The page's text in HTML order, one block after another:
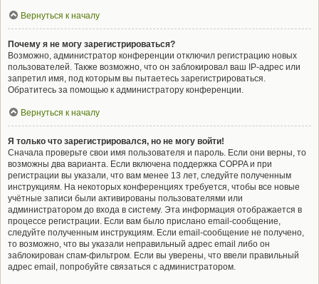
Вернуться к началу
Почему я не могу зарегистрироваться?
Возможно, администратор конференции отключил регистрацию новых
пользователей. Также возможно, что он заблокировал ваш IP-адрес или
запретил имя, под которым вы пытаетесь зарегистрироваться.
Обратитесь за помощью к администратору конференции.
Вернуться к началу
Я только что зарегистрировался, но не могу войти!
Сначала проверьте свои имя пользователя и пароль. Если они верны, то
возможны два варианта. Если включена поддержка COPPA и при
регистрации вы указали, что вам менее 13 лет, следуйте полученным
инструкциям. На некоторых конференциях требуется, чтобы все новые
учётные записи были активированы пользователями или
администратором до входа в систему. Эта информация отображается в
процессе регистрации. Если вам было прислано email-сообщение,
следуйте полученным инструкциям. Если email-сообщение не получено,
то возможно, что вы указали неправильный адрес email либо он
заблокирован спам-фильтром. Если вы уверены, что ввели правильный
адрес email, попробуйте связаться с администратором.